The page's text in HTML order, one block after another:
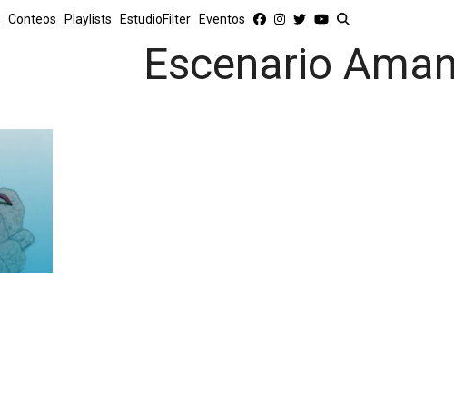
Conteos Playlists EstudioFilter Eventos
Escenario